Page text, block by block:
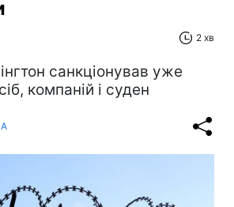
2 хв
санкціонував уже
компаній і суден